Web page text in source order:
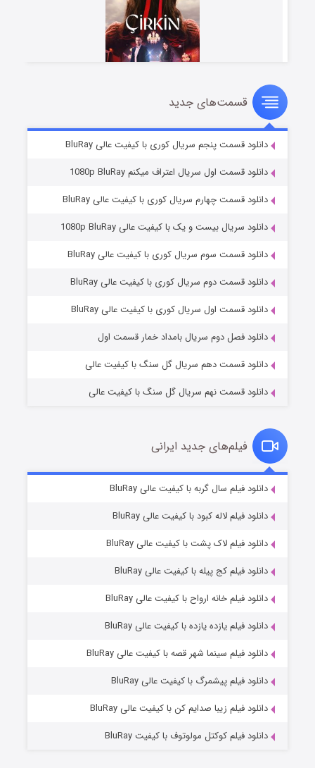
سریال زشت
قسمت۵ (زیرنویس) منتشر شد
وستی ها
قسمت۱ (زیرنویس) منتشر شد
قسمت۶ (زیرنویس) منتشر شد
قسمت‌های جدید
دانلود قسمت پنجم سریال کوری با کیفیت عالی BluRay
دانلود قسمت اول سریال اعتراف میکنم 1080p BluRay
دانلود قسمت چهارم سریال کوری با کیفیت عالی BluRay
دانلود سریال بیست و یک با کیفیت عالی 1080p BluRay
دانلود قسمت سوم سریال کوری با کیفیت عالی BluRay
دانلود قسمت دوم سریال کوری با کیفیت عالی BluRay
دانلود قسمت اول سریال کوری با کیفیت عالی BluRay
دانلود فصل دوم سریال بامداد خمار قسمت اول
دانلود قسمت دهم سریال گل سنگ با کیفیت عالی
دانلود قسمت نهم سریال گل سنگ با کیفیت عالی
فیلم‌های جدید ایرانی
دانلود فیلم سال گربه با کیفیت عالی BluRay
دانلود فیلم لاله کبود با کیفیت عالی BluRay
دانلود فیلم لاک پشت با کیفیت عالی BluRay
دانلود فیلم کج‌ پیله با کیفیت عالی BluRay
دانلود فیلم خانه ارواح با کیفیت عالی BluRay
دانلود فیلم یازده یازده با کیفیت عالی BluRay
دانلود فیلم سینما شهر قصه با کیفیت عالی BluRay
دانلود فیلم پیشمرگ با کیفیت عالی BluRay
دانلود فیلم زیبا صدایم کن با کیفیت عالی BluRay
دانلود فیلم کوکتل مولوتوف با کیفیت BluRay